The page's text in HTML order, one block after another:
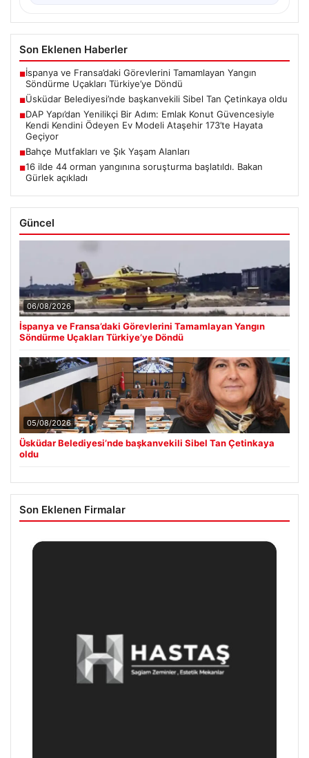
Son Eklenen Haberler
■İspanya ve Fransa’daki Görevlerini Tamamlayan Yangın
Söndürme Uçakları Türkiye’ye Döndü
■Üsküdar Belediyesi’nde başkanvekili Sibel Tan Çetinkaya oldu
■DAP Yapı’dan Yenilikçi Bir Adım: Emlak Konut Güvencesiyle
Kendi Kendini Ödeyen Ev Modeli Ataşehir 173’te Hayata
Geçiyor
■Bahçe Mutfakları ve Şık Yaşam Alanları
■16 ilde 44 orman yangınına soruşturma başlatıldı. Bakan
Gürlek açıkladı
Güncel
06/08/2026
İspanya ve Fransa’daki Görevlerini Tamamlayan Yangın
Söndürme Uçakları Türkiye’ye Döndü
05/08/2026
Üsküdar Belediyesi’nde başkanvekili Sibel Tan Çetinkaya
oldu
Son Eklenen Firmalar